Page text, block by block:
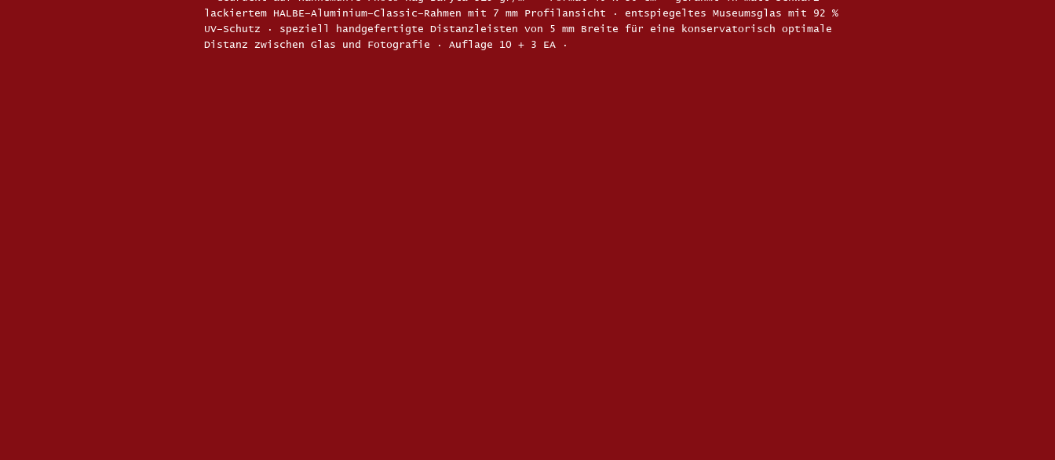
lackiertem HALBE–Aluminium–Classic–Rahmen mit 7 mm Profilansicht · entspiegeltes Museumsglas mit 92 %
UV–Schutz · speziell handgefertigte Distanzleisten von 5 mm Breite für eine konservatorisch optimale
Distanz zwischen Glas und Fotografie · Auflage 10 + 3 EA ·